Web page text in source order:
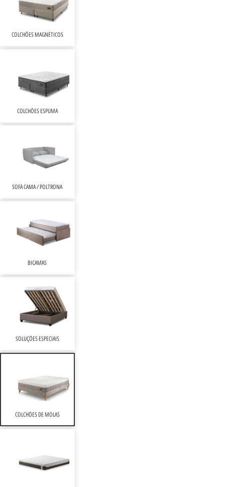
COLCHÕES DE MOLAS
SOLUÇÕES ESPECIAIS
BICAMAS
SOFÁ CAMA / POLTRONA
COLCHÕES ESPUMA
COLCHÕES MAGNÉTICOS